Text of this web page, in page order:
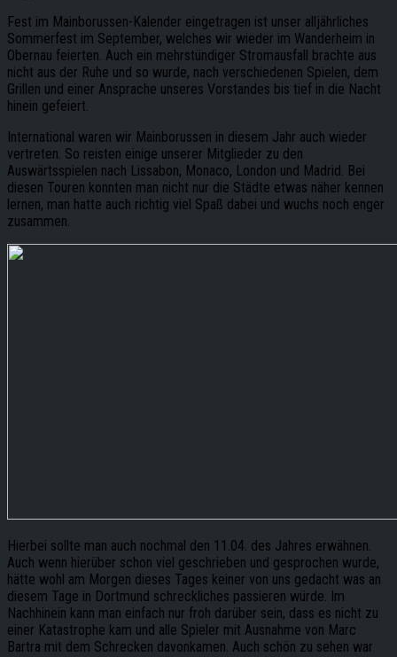
Fest im Mainborussen-Kalender eingetragen ist unser alljährliches
Sommerfest im September, welches wir wieder im Wanderheim in
Obernau feierten. Auch ein mehrstündiger Stromausfall brachte aus
nicht aus der Ruhe und so wurde, nach verschiedenen Spielen, dem
Grillen und einer Ansprache unseres Vorstandes bis tief in die Nacht
hinein gefeiert.
International waren wir Mainborussen in diesem Jahr auch wieder
vertreten. So reisten einige unserer Mitglieder zu den
Auswärtsspielen nach Lissabon, Monaco, London und Madrid. Bei
diesen Touren konnten man nicht nur die Städte etwas näher kennen
lernen, man hatte auch richtig viel Spaß dabei und wuchs noch enger
zusammen.
Hierbei sollte man auch nochmal den 11.04. des Jahres erwähnen.
Auch wenn hierüber schon viel geschrieben und gesprochen wurde,
hätte wohl am Morgen dieses Tages keiner von uns gedacht was an
diesem Tage in Dortmund schreckliches passieren würde. Im
Nachhinein kann man einfach nur froh darüber sein, dass es nicht zu
einer Katastrophe kam und alle Spieler mit Ausnahme von Marc
Bartra mit dem Schrecken davonkamen. Auch schön zu sehen war